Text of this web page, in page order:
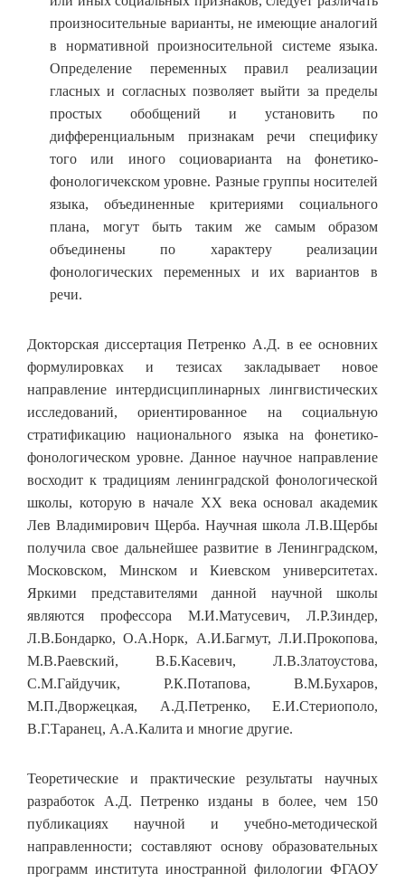
произносительные варианты, не имеющие аналогий
в нормативной произносительной системе языка.
Определение переменных правил реализации
гласных и согласных позволяет выйти за пределы
простых обобщений и установить по
дифференциальным признакам речи специфику
того или иного социоварианта на фонетико-
фонологичекском уровне. Разные группы носителей
языка, объединенные критериями социального
плана, могут быть таким же самым образом
объединены по характеру реализации
фонологических переменных и их вариантов в
речи.
Докторская диссертация Петренко А.Д. в ее основних
формулировках и тезисах закладывает новое
направление интердисциплинарных лингвистических
исследований, ориентированное на социальную
стратификацию национального языка на фонетико-
фонологическом уровне. Данное научное направление
восходит к традициям ленинградской фонологической
школы, которую в начале ХХ века основал академик
Лев Владимирович Щерба. Научная школа Л.В.Щербы
получила свое дальнейшее развитие в Ленинградском,
Московском, Минском и Киевском университетах.
Яркими представителями данной научной школы
являются профессора М.И.Матусевич, Л.Р.Зиндер,
Л.В.Бондарко, О.А.Норк, А.И.Багмут, Л.И.Прокопова,
М.В.Раевский, В.Б.Касевич, Л.В.Златоустова,
С.М.Гайдучик, Р.К.Потапова, В.М.Бухаров,
М.П.Дворжецкая, А.Д.Петренко, Е.И.Стериополо,
В.Г.Таранец, А.А.Калита и многие другие.
Теоретические и практические результаты научных
разработок А.Д. Петренко изданы в более, чем 150
публикациях научной и учебно-методической
направленности; составляют основу образовательных
программ института иностранной филологии ФГАОУ